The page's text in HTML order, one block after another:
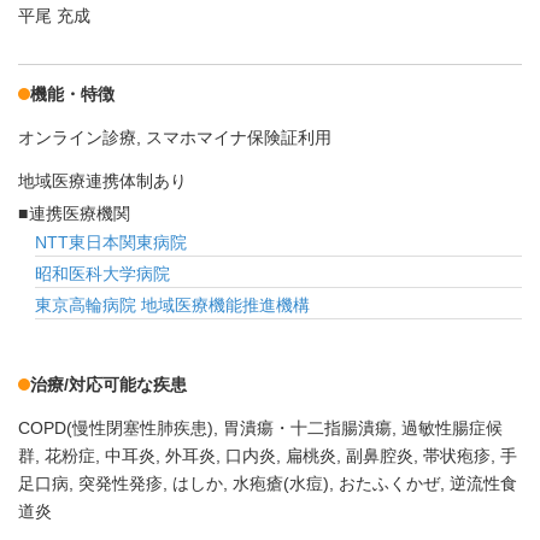
平尾 充成
機能・特徴
オンライン診療 スマホマイナ保険証利用
地域医療連携体制あり
連携医療機関
NTT東日本関東病院
昭和医科大学病院
東京高輪病院 地域医療機能推進機構
治療/対応可能な疾患
COPD(慢性閉塞性肺疾患) 胃潰瘍・十二指腸潰瘍 過敏性腸症候
群 花粉症 中耳炎 外耳炎 口内炎 扁桃炎 副鼻腔炎 帯状疱疹 手
足口病
突発性発疹 はしか 水疱瘡(水痘) おたふくかぜ 逆流性食
道炎